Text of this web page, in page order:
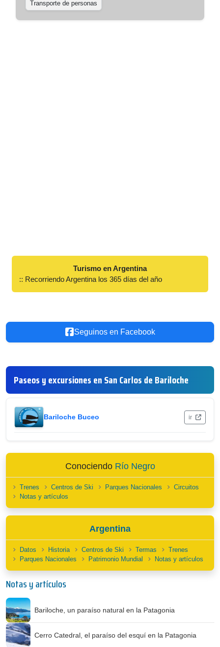
Transporte de personas
Turismo en Argentina
:: Recorriendo Argentina los 365 días del año
Seguinos en Facebook
Paseos y excursiones en San Carlos de Bariloche
Bariloche Buceo ir
Conociendo Río Negro
Trenes Centros de Ski Parques Nacionales
Circuitos
Notas y artículos
Argentina
Datos Historia Centros de Ski Termas
Trenes
Parques Nacionales
Patrimonio Mundial Notas y artículos
Notas y artículos
Bariloche, un paraíso natural en la Patagonia
Cerro Catedral, el paraíso del esquí en la Patagonia